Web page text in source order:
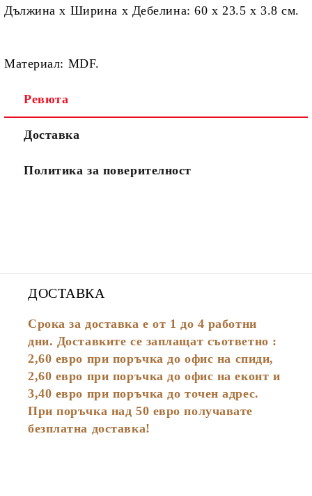
Дължина х Ширина х Дебелина:60 х 23.5 х 3.8 см.
Материал: MDF.
Ревюта
Доставка
Политика за поверителност
ДОСТАВКА
Срока за доставка е от 1 до 4 работни
дни. Доставките се заплащат съответно :
2,60 евро при поръчка до офис на спиди,
2,60 евро при поръчка до офис на еконт и
3,40 евро при поръчка до точен адрес.
При поръчка над 50 евро получавате
безплатна доставка!